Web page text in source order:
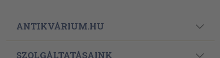
ANTIKVÁRIUM.HU
SZOLGÁLTATÁSAINK